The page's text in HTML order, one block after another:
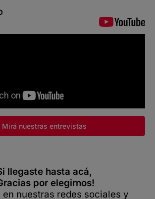
Mirá nuestras entrevistas
llegaste hasta acá,
por elegirnos!
en nuestras redes sociales y